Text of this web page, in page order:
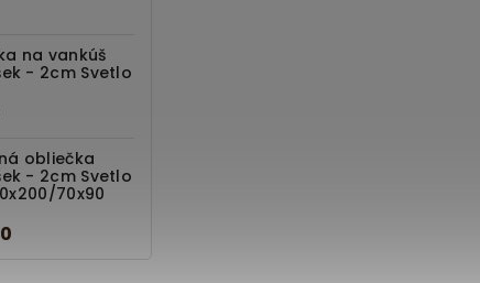
na vankúš
- 2cm Svetlo
obliečka
- 2cm Svetlo
70x90